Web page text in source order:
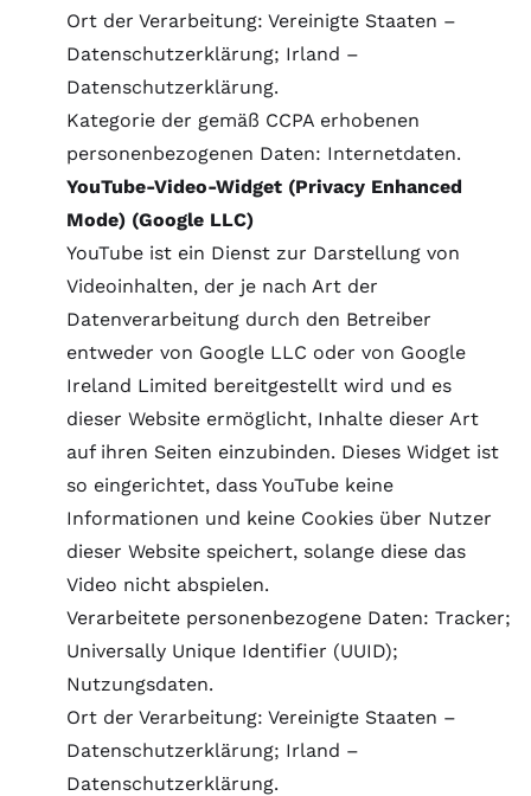
Ort der Verarbeitung: Vereinigte Staaten –
Datenschutzerklärung; Irland –
Datenschutzerklärung.
Kategorie der gemäß CCPA erhobenen
personenbezogenen Daten: Internetdaten.
YouTube-Video-Widget (Privacy Enhanced
Mode) (Google LLC)
YouTube ist ein Dienst zur Darstellung von
Videoinhalten, der je nach Art der
Datenverarbeitung durch den Betreiber
entweder von Google LLC oder von Google
Ireland Limited bereitgestellt wird und es
dieser Website ermöglicht, Inhalte dieser Art
auf ihren Seiten einzubinden. Dieses Widget ist
so eingerichtet, dass YouTube keine
Informationen und keine Cookies über Nutzer
dieser Website speichert, solange diese das
Video nicht abspielen.
Verarbeitete personenbezogene Daten: Tracker;
Universally Unique Identifier (UUID);
Nutzungsdaten.
Ort der Verarbeitung: Vereinigte Staaten –
Datenschutzerklärung; Irland –
Datenschutzerklärung.